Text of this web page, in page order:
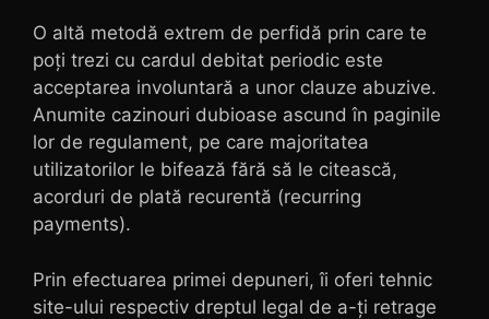
O altă metodă extrem de perfidă prin care te
poți trezi cu cardul debitat periodic este
acceptarea involuntară a unor clauze abuzive.
Anumite cazinouri dubioase ascund în paginile
lor de regulament, pe care majoritatea
utilizatorilor le bifează fără să le citească,
acorduri de plată recurentă (recurring
payments).
Prin efectuarea primei depuneri, îi oferi tehnic
site-ului respectiv dreptul legal de a-ți retrage